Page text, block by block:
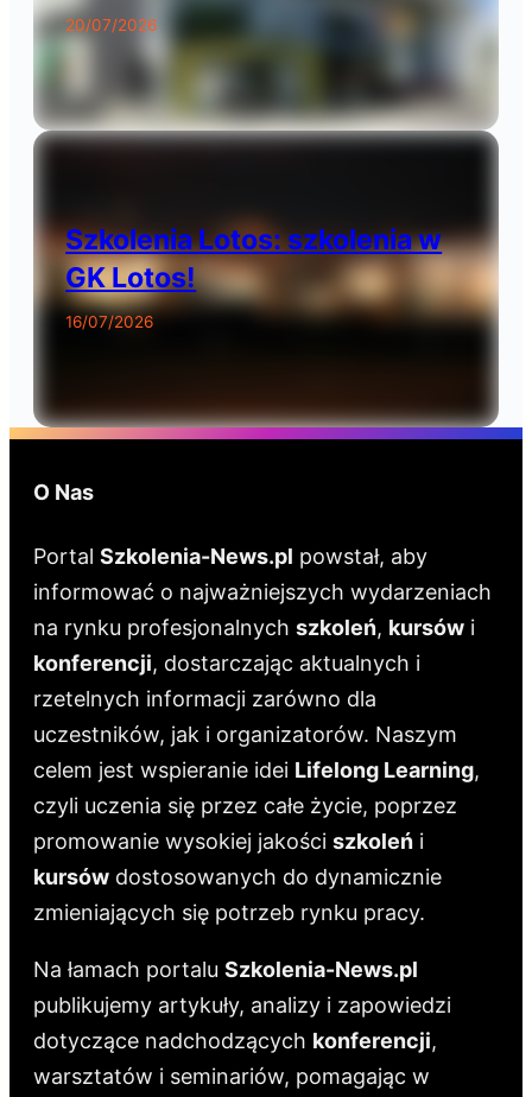
20/07/2026
Szkolenia Lotos: szkolenia w
GK Lotos!
16/07/2026
O Nas
Portal Szkolenia-News.pl powstał, aby
informować o najważniejszych wydarzeniach
na rynku profesjonalnych szkoleń, kursów i
konferencji, dostarczając aktualnych i
rzetelnych informacji zarówno dla
uczestników, jak i organizatorów. Naszym
celem jest wspieranie idei Lifelong Learning,
czyli uczenia się przez całe życie, poprzez
promowanie wysokiej jakości szkoleń i
kursów dostosowanych do dynamicznie
zmieniających się potrzeb rynku pracy.
Na łamach portalu Szkolenia-News.pl
publikujemy artykuły, analizy i zapowiedzi
dotyczące nadchodzących konferencji,
warsztatów i seminariów, pomagając w